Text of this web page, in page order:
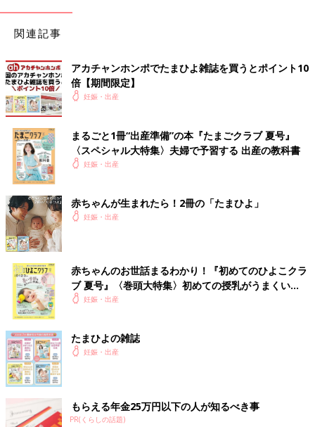
リビングでの沐浴なら、軽くて運びやすいベビーバスを選
リビングでの沐浴のメリットは、大きくは2つ。
沐浴前後の温度差がなく赤ちゃんの体が冷えないこと、広いスペ
ースが使えることです。
お風呂場内・脱衣所が寒い場合や、キッチンの片付けなどスペー
ス確保のための準備が大変な場合には特におすすめです。また、
きょうだいがいる場合もおすすめ。きょうだいが見える場所で沐
浴できるので、リビングを検討してみるのもよいのではないでし
ょうか。リビングで沐浴するときには、軽くて持ち運びしやすい
エアータイプがおすすめ。ベビーバスそのものが軽いためお湯を
入れても運びやすく、床に置いても安定感があります。あらかじ
めシートを敷いた上で沐浴すれば床が濡れる心配もなく、沐浴後
にはベビーバスとシートをさっと拭くだけでラクに後片付けが完
了するのも嬉しいポイントです。
ママたちおすすめのベビーバス&グッズ4
赤ちゃんの沐浴に必要なベビーバスは、いろん
な種類がありますよね。空気をふくらませて使
ズ見～せて！
を担当するのは誰で、どのような方法であれば負担が少ないのか
関連記事
アカチャンホンポでたまひよ雑誌を買うとポイント10
倍【期間限定】
妊娠・出産
まるごと1冊“出産準備”の本『たまごクラブ 夏号』
〈スペシャル大特集〉夫婦で予習する 出産の教科書
妊娠・出産
赤ちゃんが生まれたら！2冊の「たまひよ」
妊娠・出産
赤ちゃんのお世話まるわかり！『初めてのひよこクラ
ブ 夏号』〈巻頭大特集〉初めての授乳がうまくい
く！ おっぱい・ミルクの基本と夏のトラブル 解決テ
妊娠・出産
たまひよの雑誌
妊娠・出産
もらえる年金25万円以下の人が知るべき事
PR(くらしの話題)